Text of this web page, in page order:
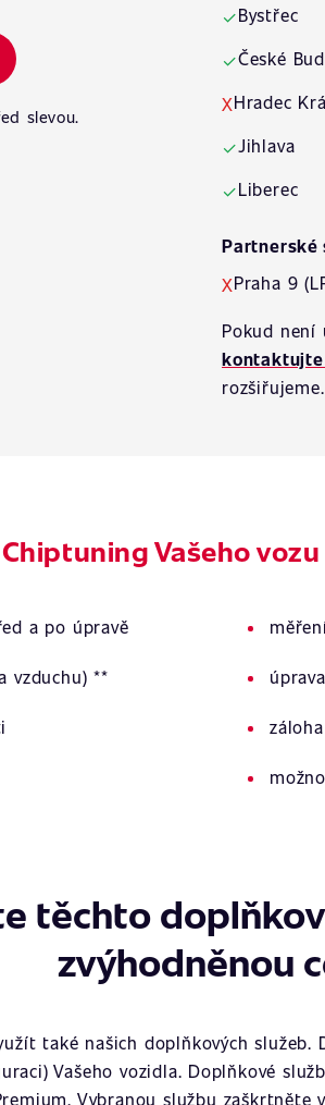
slevou.
✓Bystřec
✓České
XHradec
✓Jihlava
✓Liberec
Partnerské
XPraha 9
Pokud není
kontaktujte
rozšiřujeme.
Chiptuning Vašeho
a po úpravě
vzduchu) **
těchto
zvýhodněnou
také našich doplňkových služeb.
Vašeho vozidla. Doplňkové
Vybranou službu zaškrtněte